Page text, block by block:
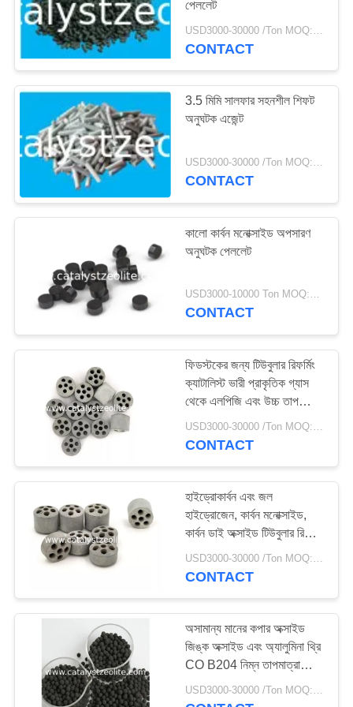
জলবায়ু ক্যাটালাইস্ট
ডিহাইড্রোজেনেটিং অনুঘটক
10
শিফট অনুঘটক
42
পেললেট
USD3000-30000 /Ton MOQ:1 কিলোগ্রাম
CONTACT
3.5 মিমি সালফার সহনশীল শিফট
অনুঘটক এজেন্ট
USD3000-30000 /Ton MOQ:1 কিলোগ্রাম
CONTACT
কালো কার্বন মনোক্সাইড অপসারণ
অনুঘটক পেললেট
USD3000-10000 Ton MOQ:1 কিলোগ্রাম
CONTACT
ফিডস্টকের জন্য টিউবুলার রিফর্মিং
ক্যাটালিস্ট ভারী প্রাকৃতিক গ্যাস
থেকে এলপিজি এবং উচ্চ তাপ
প্রবাহের অবস্থার অধীনে কাজ
করার জন্য
CONTACT
হাইড্রোকার্বন এবং জল
হাইড্রোজেন, কার্বন মনোক্সাইড,
কার্বন ডাই অক্সাইড টিউবুলার রিফর্মিং
ক্যাটালিস্টে রূপান্তরিত হয়
CONTACT
অসামান্য মানের কপার অক্সাইড
জিঙ্ক অক্সাইড এবং অ্যালুমিনা থ্রি
CO B204 নিম্ন তাপমাত্রা
পরিবর্তনের অনুঘটক
USD3000-30000 /Ton MOQ:1 কিলোগ্রাম